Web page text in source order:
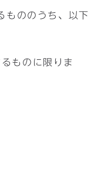
もののうち、以下
ものに限りま